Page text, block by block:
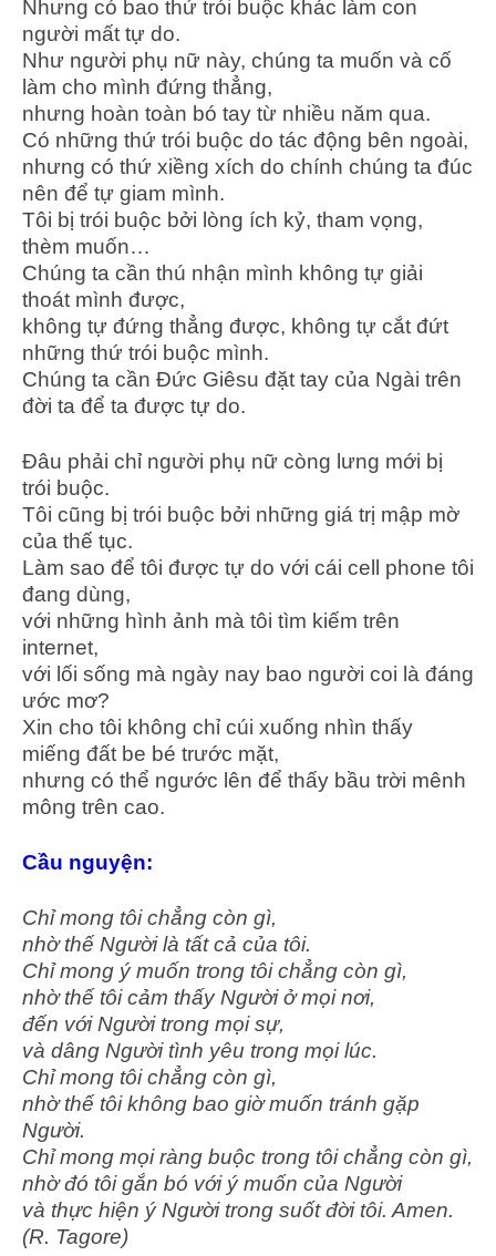
Nhưng có bao thứ trói buộc khác làm con
người mất tự do.
Như người phụ nữ này, chúng ta muốn và cố
làm cho mình đứng thẳng,
nhưng hoàn toàn bó tay từ nhiều năm qua.
Có những thứ trói buộc do tác động bên ngoài,
nhưng có thứ xiềng xích do chính chúng ta đúc
nên để tự giam mình.
Tôi bị trói buộc bởi lòng ích kỷ, tham vọng,
thèm muốn…
Chúng ta cần thú nhận mình không tự giải
thoát mình được,
không tự đứng thẳng được, không tự cắt đứt
những thứ trói buộc mình.
Chúng ta cần Đức Giêsu đặt tay của Ngài trên
đời ta để ta được tự do.
Đâu phải chỉ người phụ nữ còng lưng mới bị
trói buộc.
Tôi cũng bị trói buộc bởi những giá trị mập mờ
của thế tục.
Làm sao để tôi được tự do với cái cell phone tôi
đang dùng,
với những hình ảnh mà tôi tìm kiếm trên
internet,
với lối sống mà ngày nay bao người coi là đáng
ước mơ?
Xin cho tôi không chỉ cúi xuống nhìn thấy
miếng đất be bé trước mặt,
nhưng có thể ngước lên để thấy bầu trời mênh
mông trên cao.
Cầu nguyện:
Chỉ mong tôi chẳng còn gì,
nhờ thế Người là tất cả của tôi.
Chỉ mong ý muốn trong tôi chẳng còn gì,
nhờ thế tôi cảm thấy Người ở mọi nơi,
đến với Người trong mọi sự,
và dâng Người tình yêu trong mọi lúc.
Chỉ mong tôi chẳng còn gì,
nhờ thế tôi không bao giờ muốn tránh gặp
Người.
Chỉ mong mọi ràng buộc trong tôi chẳng còn gì,
nhờ đó tôi gắn bó với ý muốn của Người
và thực hiện ý Người trong suốt đời tôi. Amen.
(R. Tagore)